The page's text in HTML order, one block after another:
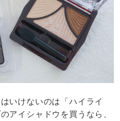
いけないのは「ハイライ
アイシャドウを買うなら、